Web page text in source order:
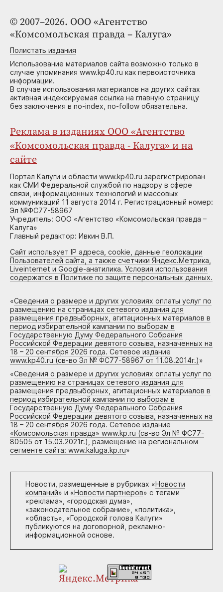
© 2007–2026. ООО «Агентство
«Комсомольская правда – Калуга»
Полистать издания
Использование материалов сайта возможно только в
случае упоминания www.kp40.ru как первоисточника
информации.
В случае использования материалов на других сайтах
активная индексируемая ссылка на главную страницу
без заключения в no-index, no-follow обязательна.
Реклама в изданиях ООО «Агентство
«Комсомольская правда - Калуга» и на
сайте
Портал Калуги и области www.kp40.ru зарегистрирован
как СМИ Федеральной службой по надзору в сфере
связи, информационных технологий и массовых
коммуникаций 11 августа 2014 г. Регистрационный номер:
Эл №ФС77-58967
Учредитель: ООО «Агентство «Комсомольская правда –
Калуга»
Главный редактор: Ивкин В.П.
Сайт использует IP адреса, cookie, данные геолокации
Пользователей сайта, а также счетчики Яндекс.Метрика,
Liveinternet и Google-анатилика. Условия использования
содержатся в Политике по защите персональных данных.
«Сведения о размере и других условиях оплаты услуг по
размещению на страницах сетевого издания для
размещения предвыборных, агитационных материалов в
период избирательной кампании по выборам в
Государственную Думу Федерального Собрания
Российской Федерации девятого созыва, назначенных на
18 – 20 сентября 2026 года. Сетевое издание
www.kp40.ru (св-во Эл № ФС77-58967 от 11.08.2014г.)»
«Сведения о размере и других условиях оплаты услуг по
размещению на страницах сетевого издания для
размещения предвыборных, агитационных материалов в
период избирательной кампании по выборам в
Государственную Думу Федерального Собрания
Российской Федерации девятого созыва, назначенных на
18 – 20 сентября 2026 года. Сетевое издание
«Комсомольская правда» www.kp.ru (св-во Эл № ФС77-
80505 от 15.03.2021г.), размещение на региональном
сегменте сайта: www.kaluga.kp.ru»
Новости, размещенные в рубриках «Новости
компаний» и «Новости партнеров» с тегами
«реклама», «городская дума»,
«законодательное собрание», «политика»,
«область», «Городской голова Калуги»
публикуются на договорной, рекламно-
информационной основе.